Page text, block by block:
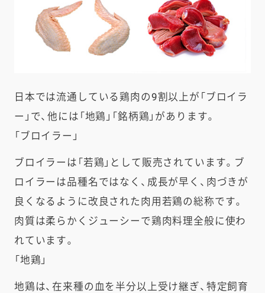
日本では流通している鶏肉の9割以上が「ブロイラ
ー」で、他には「地鶏」「銘柄鶏」があります。
「ブロイラー」
ブロイラーは「若鶏」として販売されています。ブ
ロイラーは品種名ではなく、成長が早く、肉づきが
良くなるように改良された肉用若鶏の総称です。
肉質は柔らかくジューシーで鶏肉料理全般に使わ
れています。
「地鶏」
地鶏は、在来種の血を半分以上受け継ぎ、特定飼育